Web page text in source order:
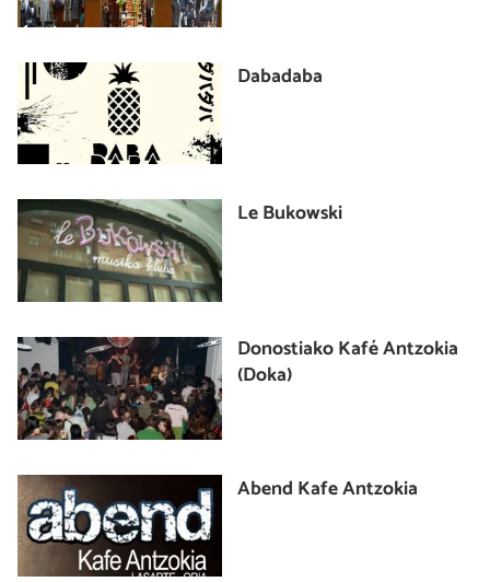
Dabadaba
Le Bukowski
Donostiako Kafé Antzokia
(Doka)
Abend Kafe Antzokia